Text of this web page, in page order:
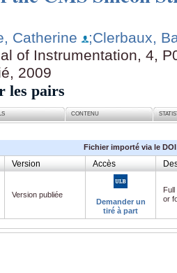
Catherine
;Clerbaux,
of Instrumentation, 4,
2009
les pairs
CONTENU
Fichier importé via le DOI
Version Accès
Version publiée
Demander un
tiré à part
or